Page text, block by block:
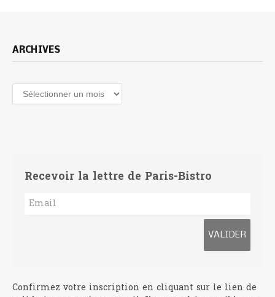
ARCHIVES
Archives
Recevoir la lettre de Paris-Bistro
Confirmez votre inscription en cliquant sur le lien de